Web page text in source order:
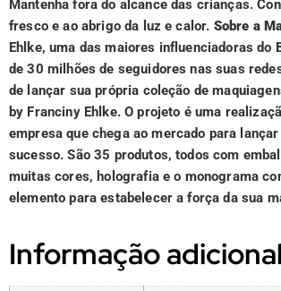
Mantenha fora do alcance das crianças.
fresco e ao abrigo da luz e calor. Sobre a
Ehlke, uma das maiores influenciadoras do
de 30 milhões de seguidores nas suas
de lançar sua própria coleção de
by Franciny Ehlke. O projeto é uma
empresa que chega ao mercado para
sucesso. São 35 produtos, todos com
muitas cores, holografia e o monograma
elemento para estabelecer a força da sua
Informação adicional